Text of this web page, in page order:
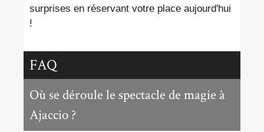
surprises en réservant votre place aujourd'hui
!
FAQ
Où se déroule le spectacle de magie à
Ajaccio ?